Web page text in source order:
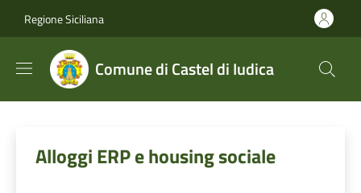
Regione Siciliana
Comune di Castel di Iudica
Alloggi ERP e housing sociale